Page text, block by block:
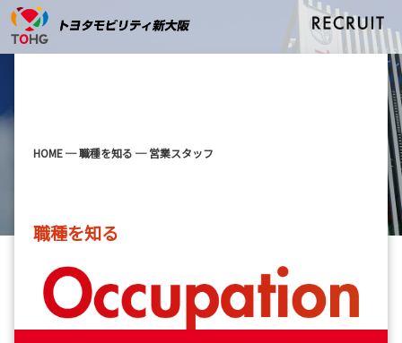
HOME─職種を知る ─営業スタッフ
職種を知る